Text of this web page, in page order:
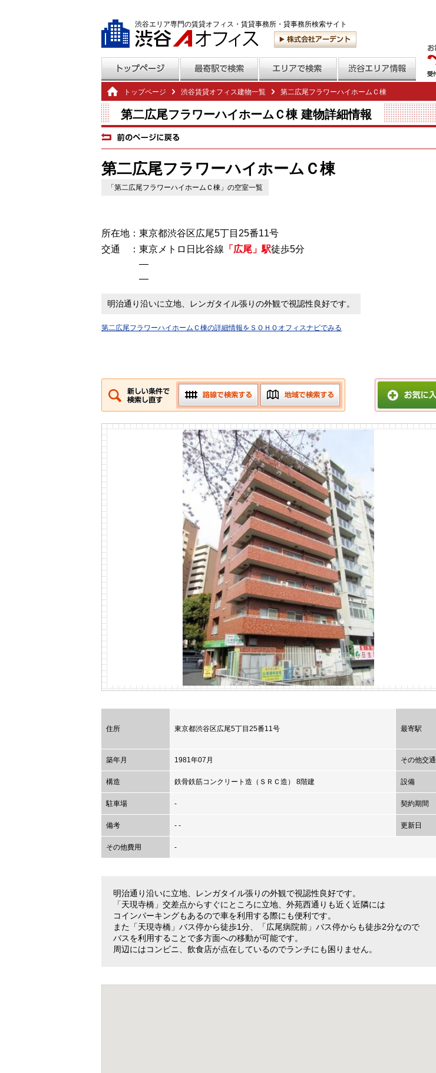
渋谷エリア専門の賃貸オフィス・賃貸事務所・貸事務所検索サイト
トップページ 渋谷賃貸オフィス建物一覧 第二広尾フラワーハイホームＣ棟
第二広尾フラワーハイホームＣ棟 建物詳細情報
第二広尾フラワーハイホームＣ棟
「第二広尾フラワーハイホームＣ棟」の空室一覧
所在地：東京都渋谷区広尾5丁目25番11号
交通 ：東京メトロ日比谷線 「広尾」駅徒歩5分
―
―
明治通り沿いに立地、レンガタイル張りの外観で視認性良好です。
第二広尾フラワーハイホームＣ棟の詳細情報をＳＯＨＯオフィスナビでみる
住所 東京都渋谷区広尾5丁目25番11号 最寄駅
築年月 1981年07月 その他交通
構造 鉄骨鉄筋コンクリート造（ＳＲＣ造） 8階建 設備
駐車場 - 契約期間
備考 - - 更新日
その他費用 -
明治通り沿いに立地、レンガタイル張りの外観で視認性良好です。
「天現寺橋」交差点からすぐにところに立地、外苑西通りも近く近隣には
コインパーキングもあるので車を利用する際にも便利です。
また「天現寺橋」バス停から徒歩1分、「広尾病院前」バス停からも徒歩2分なので
バスを利用することで多方面への移動が可能です。
周辺にはコンビニ、飲食店が点在しているのでランチにも困りません。